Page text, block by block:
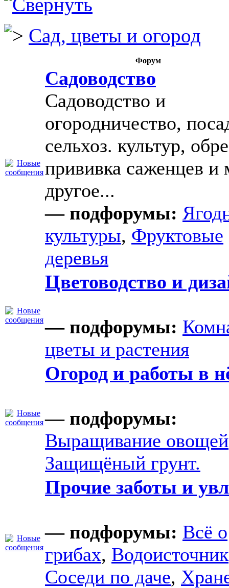
Сад, цветы и огород
Форум
Садоводство
Садоводство и
огородничество,
сельхоз. культур,
прививка саженцев и
другое...
— подфорумы:
культуры, Фруктовые
деревья
Цветоводство и
— подфорумы:
цветы и растения
Огород и работы в
— подфорумы:
Выращивание овощей
Защищёный грунт.
Прочие заботы и
— подфорумы: Всё о
грибах, Водоисточник
Соседи по даче,